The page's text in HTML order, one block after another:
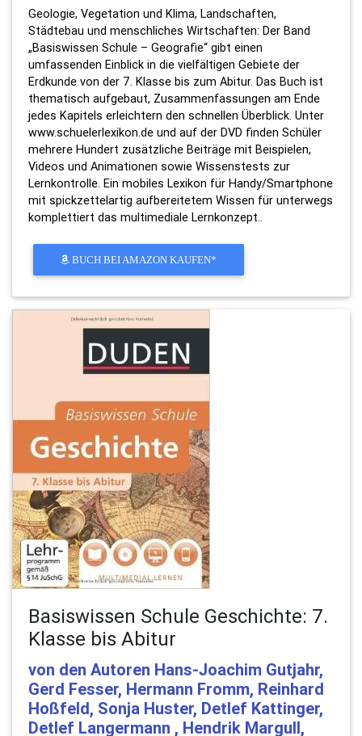
Geologie, Vegetation und Klima, Landschaften,
Städtebau und menschliches Wirtschaften: Der Band
„Basiswissen Schule – Geografie“ gibt einen
umfassenden Einblick in die vielfältigen Gebiete der
Erdkunde von der 7. Klasse bis zum Abitur. Das Buch ist
thematisch aufgebaut, Zusammenfassungen am Ende
jedes Kapitels erleichtern den schnellen Überblick. Unter
www.schuelerlexikon.de und auf der DVD finden Schüler
mehrere Hundert zusätzliche Beiträge mit Beispielen,
Videos und Animationen sowie Wissenstests zur
Lernkontrolle. Ein mobiles Lexikon für Handy/Smartphone
mit spickzettelartig aufbereitetem Wissen für unterwegs
komplettiert das multimediale Lernkonzept..
BUCH BEI AMAZON KAUFEN*
Basiswissen Schule Geschichte: 7.
Klasse bis Abitur
von den Autoren Hans-Joachim Gutjahr,
Gerd Fesser, Hermann Fromm, Reinhard
Hoßfeld, Sonja Huster, Detlef Kattinger,
Detlef Langermann , Hendrik Margull,